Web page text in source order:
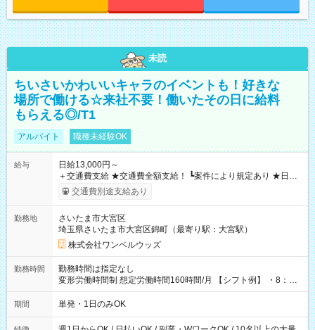
未読
ちいさいかわいいキャラのイベントも！好きな
場所で働ける☆来社不要！働いたその日に給料
もらえる◎/T1
アルバイト 職種未経験OK
給与
日給13,000円～
＋交通費支給 ★交通費全額支給！ ┗案件により規定あり ★日払
いOK！（規定あり） ┗働いたその日に現金GET♪ お仕事後はコ
ンビニATMから 日払い分を引き落とせます！ 【試用期間】試
交通費別途支給あり
勤務地
さいたま市大宮区
埼玉県さいたま市大宮区錦町（最寄り駅：大宮駅）
株式会社ワンベルウッズ
勤務時間
勤務時間は指定なし
変形労働時間制 想定労働時間160時間/月 【シフト例】 ・8：00
～21：00
期間 単発・1日のみOK